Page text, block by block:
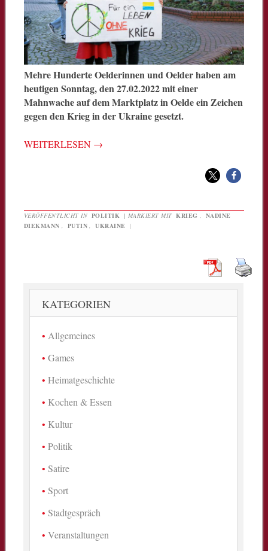
Mehre Hunderte Oelderinnen und Oelder haben am
heutigen Sonntag, den 27.02.2022 mit einer
Mahnwache auf dem Marktplatz in Oelde ein Zeichen
gegen den Krieg in der Ukraine gesetzt.
WEITERLESEN →
VERÖFFENTLICHT IN POLITIK | MARKIERT MIT KRIEG
NADINE
DIEKMANN
PUTIN UKRAINE |
KATEGORIEN
Allgemeines
Games
Heimatgeschichte
Kochen & Essen
Kultur
Politik
Satire
Sport
Stadtgespräch
Veranstaltungen